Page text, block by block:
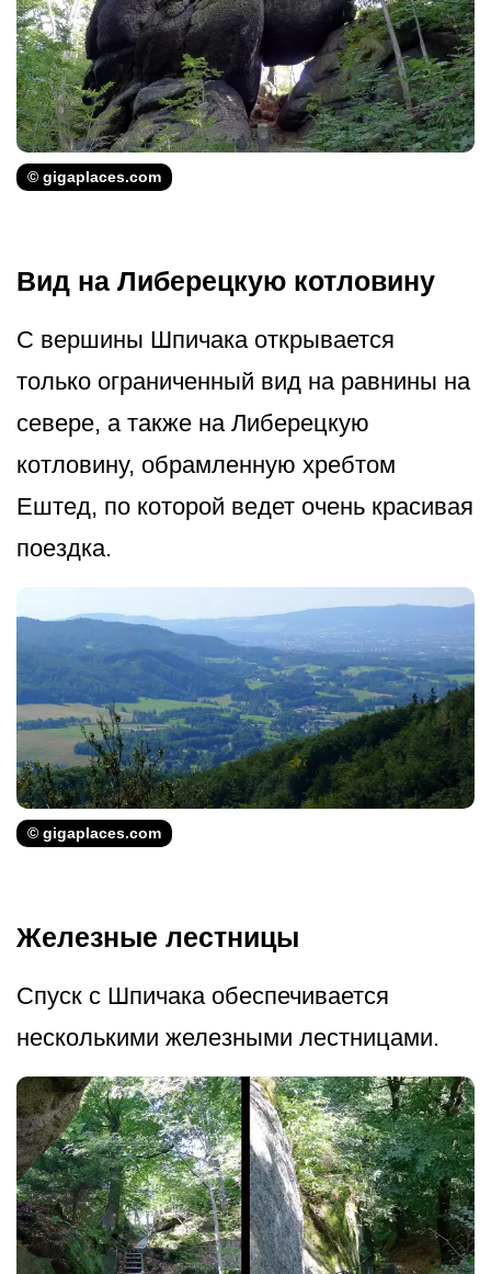
© gigaplaces.com
Вид на Либерецкую котловину
С вершины Шпичака открывается
только ограниченный вид на равнины на
севере, а также на Либерецкую
котловину, обрамленную хребтом
Ештед, по которой ведет очень красивая
поездка.
© gigaplaces.com
Железные лестницы
Спуск с Шпичака обеспечивается
несколькими железными лестницами.